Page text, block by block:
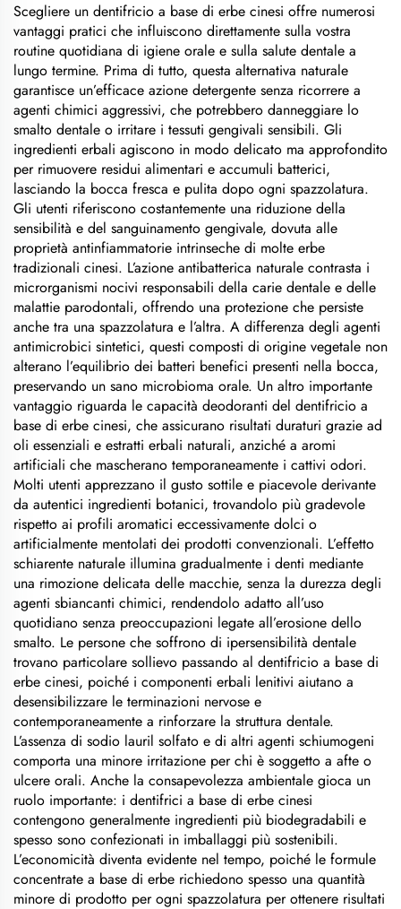
Scegliere un dentifricio a base di erbe cinesi offre numerosi
vantaggi pratici che influiscono direttamente sulla vostra
routine quotidiana di igiene orale e sulla salute dentale a
lungo termine. Prima di tutto, questa alternativa naturale
garantisce un’efficace azione detergente senza ricorrere a
agenti chimici aggressivi, che potrebbero danneggiare lo
smalto dentale o irritare i tessuti gengivali sensibili. Gli
ingredienti erbali agiscono in modo delicato ma approfondito
per rimuovere residui alimentari e accumuli batterici,
lasciando la bocca fresca e pulita dopo ogni spazzolatura.
Gli utenti riferiscono costantemente una riduzione della
sensibilità e del sanguinamento gengivale, dovuta alle
proprietà antinfiammatorie intrinseche di molte erbe
tradizionali cinesi. L’azione antibatterica naturale contrasta i
microrganismi nocivi responsabili della carie dentale e delle
malattie parodontali, offrendo una protezione che persiste
anche tra una spazzolatura e l’altra. A differenza degli agenti
antimicrobici sintetici, questi composti di origine vegetale non
alterano l’equilibrio dei batteri benefici presenti nella bocca,
preservando un sano microbioma orale. Un altro importante
vantaggio riguarda le capacità deodoranti del dentifricio a
base di erbe cinesi, che assicurano risultati duraturi grazie ad
oli essenziali e estratti erbali naturali, anziché a aromi
artificiali che mascherano temporaneamente i cattivi odori.
Molti utenti apprezzano il gusto sottile e piacevole derivante
da autentici ingredienti botanici, trovandolo più gradevole
rispetto ai profili aromatici eccessivamente dolci o
artificialmente mentolati dei prodotti convenzionali. L’effetto
schiarente naturale illumina gradualmente i denti mediante
una rimozione delicata delle macchie, senza la durezza degli
agenti sbiancanti chimici, rendendolo adatto all’uso
quotidiano senza preoccupazioni legate all’erosione dello
smalto. Le persone che soffrono di ipersensibilità dentale
trovano particolare sollievo passando al dentifricio a base di
erbe cinesi, poiché i componenti erbali lenitivi aiutano a
desensibilizzare le terminazioni nervose e
contemporaneamente a rinforzare la struttura dentale.
L’assenza di sodio lauril solfato e di altri agenti schiumogeni
comporta una minore irritazione per chi è soggetto a afte o
ulcere orali. Anche la consapevolezza ambientale gioca un
ruolo importante: i dentifrici a base di erbe cinesi
contengono generalmente ingredienti più biodegradabili e
spesso sono confezionati in imballaggi più sostenibili.
L’economicità diventa evidente nel tempo, poiché le formule
concentrate a base di erbe richiedono spesso una quantità
minore di prodotto per ogni spazzolatura per ottenere risultati